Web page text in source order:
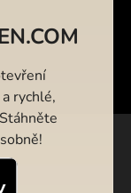
rychlé,